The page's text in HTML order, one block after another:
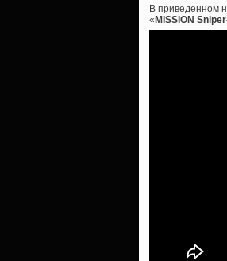
В приведенном
« MISSION